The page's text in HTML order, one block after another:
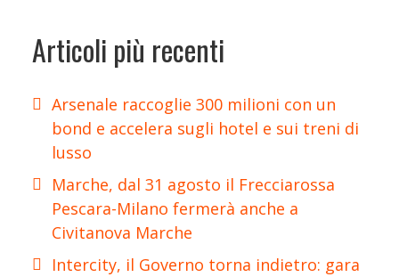
Articoli più recenti
Arsenale raccoglie 300 milioni con un
bond e accelera sugli hotel e sui treni di
lusso
Marche, dal 31 agosto il Frecciarossa
Pescara-Milano fermerà anche a
Civitanova Marche
Intercity, il Governo torna indietro: gara